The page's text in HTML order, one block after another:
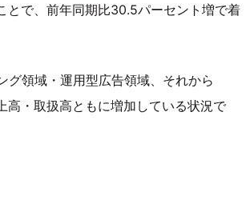
で、前年同期比30.5パーセント増で着
グ領域・運用型広告領域、それから
・取扱高ともに増加している状況で